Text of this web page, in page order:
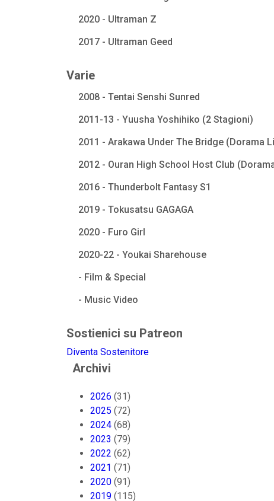
2020 - Ultraman Z
2017 - Ultraman Geed
Varie
2008 - Tentai Senshi Sunred
2011-13 - Yuusha Yoshihiko (2 Stagioni)
2011 - Arakawa Under The Bridge (Dorama
2012 - Ouran High School Host Club
2016 - Thunderbolt Fantasy S1
2019 - Tokusatsu GAGAGA
2020 - Furo Girl
2020-22 - Youkai Sharehouse
- Film & Special
- Music Video
Sostienici su Patreon
Diventa Sostenitore
Archivi
2026 (31)
2025 (72)
2024 (68)
2023 (79)
2022 (62)
2021 (71)
2020 (91)
2019 (115)